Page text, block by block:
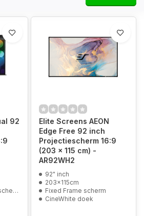
92
Elite Screens AEON
Edge Free 92 inch
Projectiescherm 16:9
(203 x 115 cm) -
AR92WH2
92" inch
203x115cm
Fixed Frame scherm
CineWhite doek